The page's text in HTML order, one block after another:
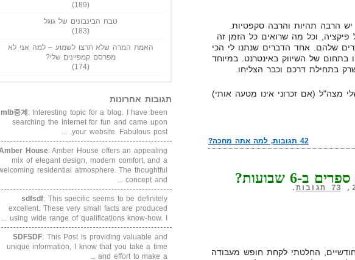
הרבה תהיות והרבה סקפטיות.
וכל מה שרואים כל הזמן זה
שלהם. אחד הדברים שנתנו לי הכי
בתחום של השיווק באינטרנט. במיוחד
בתחילת דרכם וכבר הצליחו.
מצה"ל (אם זכרוני אינו מטעה אותי)
42 תגובות, למה אתה מחכה?
73 תגובות .
חודשיים, החלטתי לקחת חופש מעבודה
(189)
טבח הבינבונים של גוגל
(183)
האמת המרה שלא תרצו לשמוע – למה אני לא
מפרסם קמפיינים שלי?
(174)
תגובות אחרונות
mlb중계 : Interesting topic for a blog. I have been
searching the Internet for fun and came upon
your website. Fabulous post. ...
House: Amber House offers an appealing
mix of elegant design, modern comfort, and a
residential atmosphere. The thoughtful
concept and ...
sdfsdf: This specific seems to be definitely
excellent. These very small facts are produced
using wide range of qualifications know-how. I ...
SDFSDF: This Post is providing valuable and
unique information, I know that you take a time
and effort to make a ...